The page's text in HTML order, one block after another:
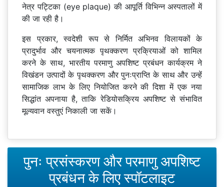
नेत्र पट्टिका (eye plaque) की आपूर्ति विभिन्न अस्पतालों में
की जा रही है।
इस प्रकार, स्वदेशी रूप से निर्मित अभिनव विलायकों के
प्रादुर्भाव और चयनात्मक पृथक्करण प्रक्रियाओं को शामिल
करने के साथ, भारतीय परमाणु अपशिष्ट प्रबंधन कार्यक्रम ने
विखंडन उत्पादों के पृथक्करण और पुनःप्राप्ति के साथ और उन्हें
सामाजिक लाभ के लिए नियोजित करने की दिशा में एक नया
सिद्धांत अपनाया है, ताकि रेडियोसक्रिय अपशिष्ट से संभावित
मूल्यवान वस्तुएं निकाली जा सकें।
पुनः प्रसंस्करण और परमाणु अपशिष्ट
प्रबंधन के लिए स्पॉटलाइट